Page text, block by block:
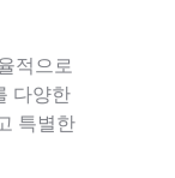
적으로
다양한
특별한